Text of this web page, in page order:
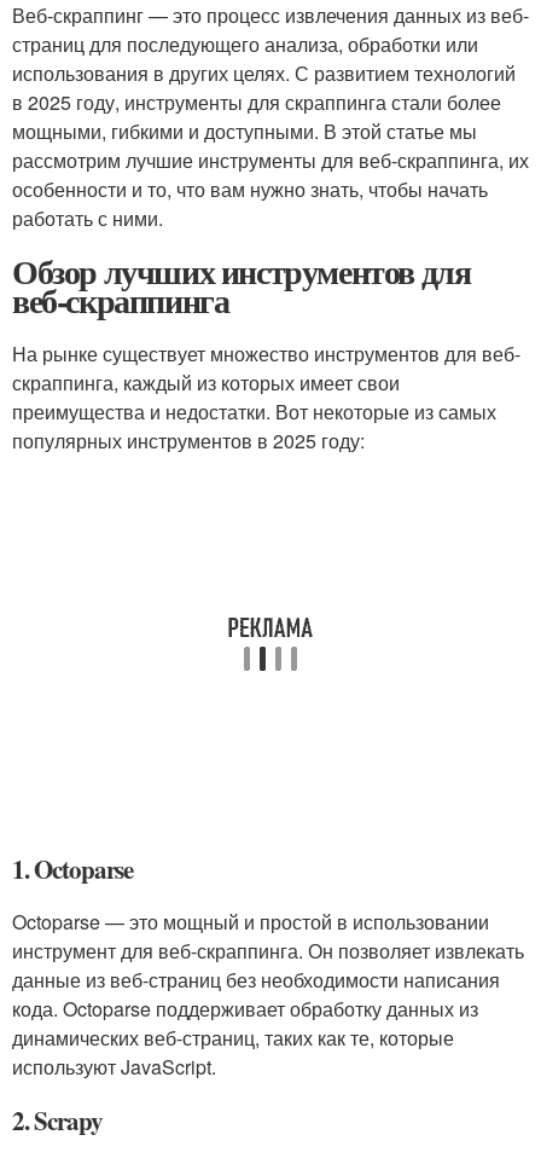
Веб-скраппинг — это процесс извлечения данных из веб-
страниц для последующего анализа, обработки или
использования в других целях. С развитием технологий
в 2025 году, инструменты для скраппинга стали более
мощными, гибкими и доступными. В этой статье мы
рассмотрим лучшие инструменты для веб-скраппинга, их
особенности и то, что вам нужно знать, чтобы начать
работать с ними.
Обзор лучших инструментов для
веб-скраппинга
На рынке существует множество инструментов для веб-
скраппинга, каждый из которых имеет свои
преимущества и недостатки. Вот некоторые из самых
популярных инструментов в 2025 году:
1. Octoparse
Octoparse — это мощный и простой в использовании
инструмент для веб-скраппинга. Он позволяет извлекать
данные из веб-страниц без необходимости написания
кода. Octoparse поддерживает обработку данных из
динамических веб-страниц, таких как те, которые
используют JavaScript.
2. Scrapy